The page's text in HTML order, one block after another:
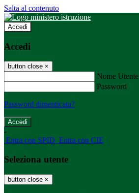
Salta al contenuto
Accedi
Accedi
button close ×
Nome Utente
Password
Password dimenticata?
-
Entra con SPID Entra con CIE
Seleziona utente
button close ×